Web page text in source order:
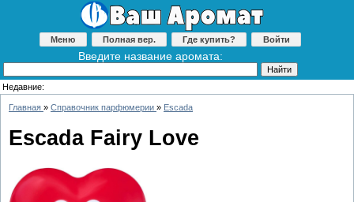
Меню Полная вер. Где купить? Войти
Введите название аромата:
Недавние:
Главная » Справочник парфюмерии » Escada
Escada Fairy Love